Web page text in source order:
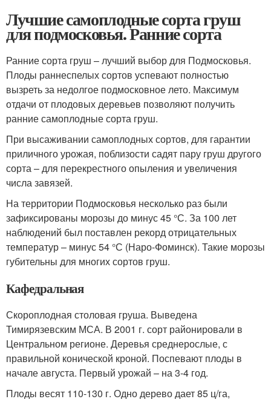
Лучшие самоплодные сорта груш
для подмосковья. Ранние сорта
Ранние сорта груш – лучший выбор для Подмосковья.
Плоды раннеспелых сортов успевают полностью
вызреть за недолгое подмосковное лето. Максимум
отдачи от плодовых деревьев позволяют получить
ранние самоплодные сорта груш.
При высаживании самоплодных сортов, для гарантии
приличного урожая, поблизости садят пару груш другого
сорта – для перекрестного опыления и увеличения
числа завязей.
На территории Подмосковья несколько раз были
зафиксированы морозы до минус 45 °С. За 100 лет
наблюдений был поставлен рекорд отрицательных
температур – минус 54 °С (Наро-Фоминск). Такие морозы
губительны для многих сортов груш.
Кафедральная
Скороплодная столовая груша. Выведена
Тимирязевским МСА. В 2001 г. сорт районировали в
Центральном регионе. Деревья среднерослые, с
правильной конической кроной. Поспевают плоды в
начале августа. Первый урожай – на 3-4 год.
Плоды весят 110-130 г. Одно дерево дает 85 ц/га,